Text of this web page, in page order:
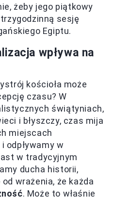
żeby jego piątkowy
sesję
Egiptu.
wpływa na
kościoła może
czasu? W
świątyniach,
i błyszczy, czas mija
miejscach
odpływamy w
w tradycyjnym
ducha historii,
wrażenia, że każda
. Może to właśnie